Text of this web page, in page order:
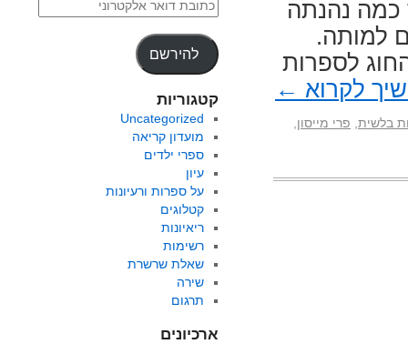
כמה נהנתה
שבע שנים למותה.
לספרות
לקרוא ←
בלשית פרי מייסון
להירשם
קטגוריות
Uncategorized
מועדון קריאה
ספרי ילדים
עיון
על ספרות ורעיונות
קטלוגים
ריאיונות
רשימות
שאלת שרשרת
שירה
תרגום
ארכיונים